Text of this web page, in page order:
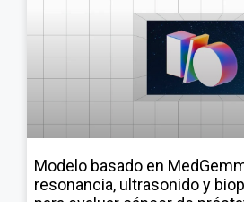
Modelo basado en
resonancia, ultrasonido y